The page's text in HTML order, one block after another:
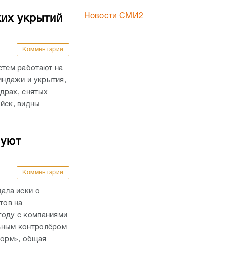
укрытий
Комментарии
работают на
и укрытия,
снятых
видны
Комментарии
иски о
на
с компаниями
контролёром
общая
Новости СМИ2